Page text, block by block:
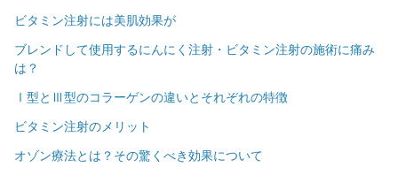
ビタミン注射には美肌効果が
ブレンドして使用するにんにく注射・ビタミン注射の施術に痛み
は？
Ⅰ型とⅢ型のコラーゲンの違いとそれぞれの特徴
ビタミン注射のメリット
オゾン療法とは？その驚くべき効果について